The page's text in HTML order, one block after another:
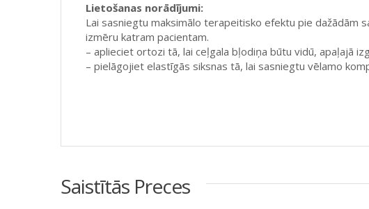
Lietošanas norādījumi:
Lai sasniegtu maksimālo terapeitisko efektu pie dažādām
izmēru katram pacientam.
– aplieciet ortozi tā, lai ceļgala bļodiņa būtu vidū, apaļajā
– pielāgojiet elastīgās siksnas tā, lai sasniegtu vēlamo
Saistītās Preces